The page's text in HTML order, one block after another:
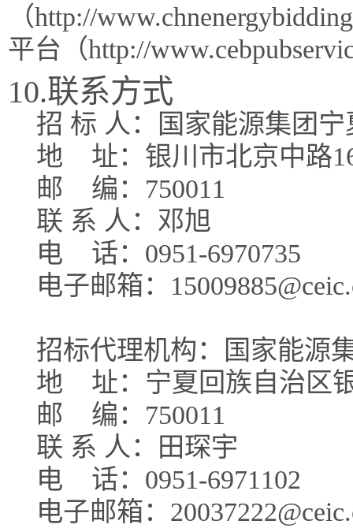
（http://
平台（http://
10.联系方式
招 标 人：国家能源集团
地
址：银川市北京中路
邮
编：750011
联 系 人：邓旭
电
话：0951-6970735
电子邮箱：
招标代理机构：国家能源
地
址：宁夏回族自治区
邮
编：750011
联 系 人：田琛宇
电
话：0951-6971102
电子邮箱：